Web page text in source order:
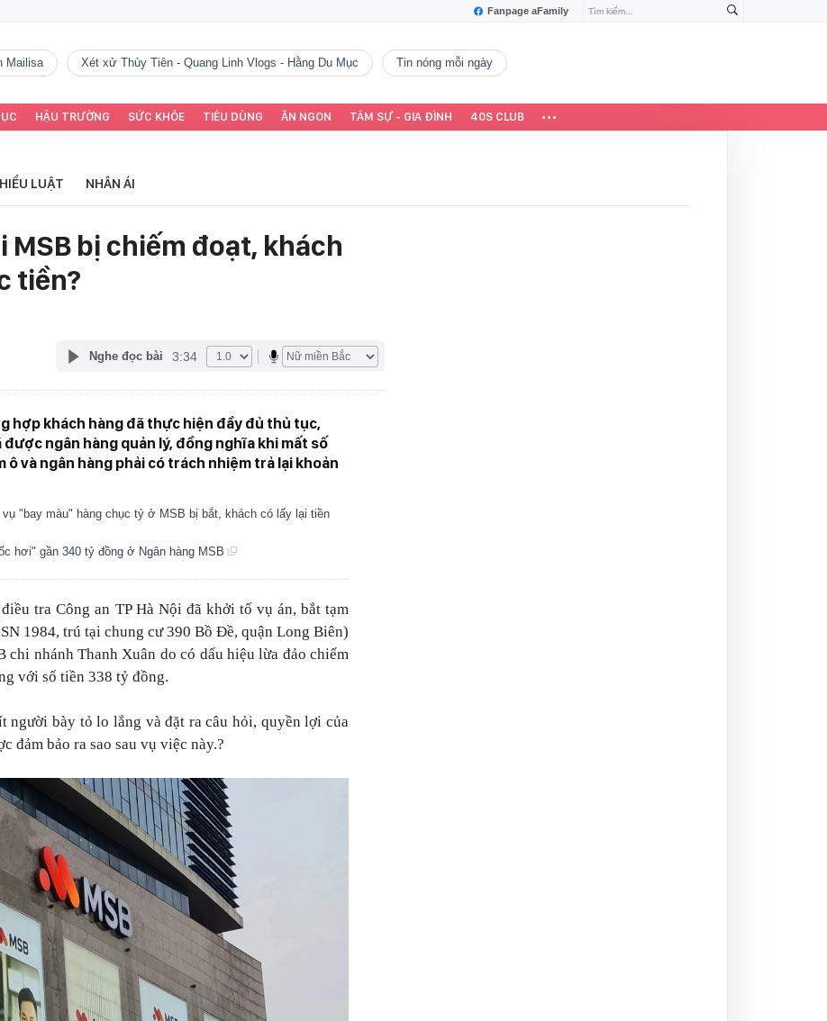
Fanpage aFamily
Mailisa Xét xử Thùy Tiên - Quang Linh Vlogs - Hằng Du Mục tin nóng mỗi ngày
HẬU TRƯỜNG SỨC KHỎE TIÊU DÙNG ĂN NGON TÂM SỰ - GIA ĐÌNH 40S CLUB
HIỂU LUẬT NHÂN ÁI
bị chiếm đoạt, khách
tiền?
Nghe đọc bài 3:34
hợp khách hàng đã thực hiện đầy đủ thủ tục,
ngân hàng quản lý, đồng nghĩa khi mất số
ô và ngân hàng phải có trách nhiệm trả lại khoản
vụ "bay màu" hàng chục tỷ ở MSB bị bắt, khách có lấy lại tiền
hơi" gần 340 tỷ đồng ở Ngân hàng MSB
tra Công an TP Hà Nội đã khởi tố vụ án, bắt tạm
1984, trú tại chung cư 390 Bồ Đề, quận Long Biên)
chi nhánh Thanh Xuân do có dấu hiệu lừa đảo chiếm
với số tiền 338 tỷ đồng.
người bày tỏ lo lắng và đặt ra câu hỏi, quyền lợi của
đảm bảo ra sao sau vụ việc này.?